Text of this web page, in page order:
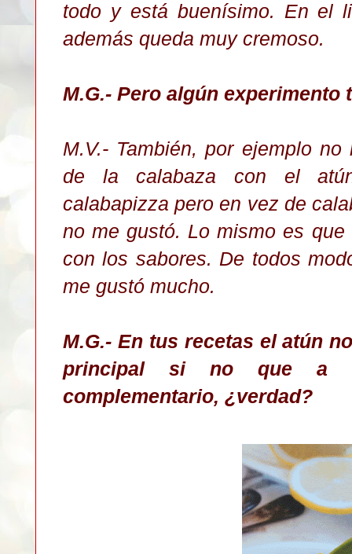
todo y está buenísimo. En el
además queda muy cremoso.
M.G.- Pero algún experimento
M.V.- También, por ejemplo
de la calabaza con el
calabapizza pero en vez de
no me gustó. Lo mismo es
con los sabores. De todos
me gustó mucho.
M.G.- En tus recetas el atún
principal si no que a
complementario, ¿verdad?